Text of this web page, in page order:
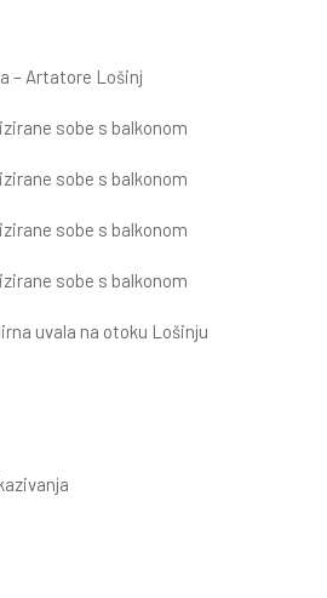
– Artatore Lošinj
sobe s balkonom
sobe s balkonom
sobe s balkonom
sobe s balkonom
uvala na otoku Lošinju